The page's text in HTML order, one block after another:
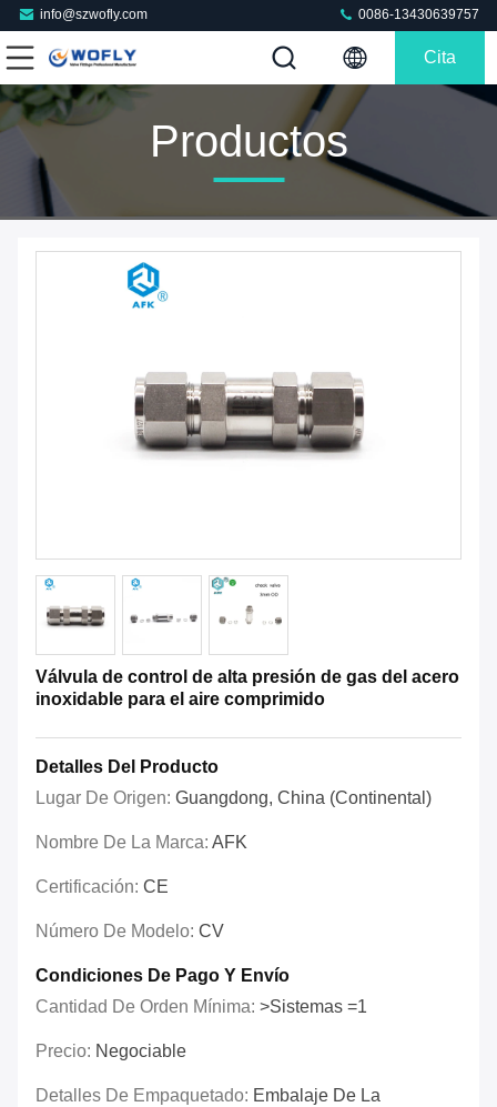
info@szwofly.com 0086-13430639757
Cita
Productos
Válvula de control de alta presión de gas del acero
inoxidable para el aire comprimido
Detalles Del Producto
Lugar De Origen: Guangdong, China (Continental)
Nombre De La Marca: AFK
Certificación: CE
Número De Modelo: CV
Condiciones De Pago Y Envío
Cantidad De Orden Mínima: >Sistemas =1
Precio: Negociable
Detalles De Empaquetado: Embalaje De La